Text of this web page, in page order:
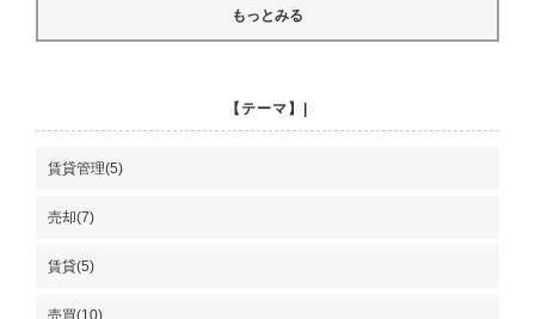
もっとみる
【テーマ】|
賃貸管理(5)
売却(7)
賃貸(5)